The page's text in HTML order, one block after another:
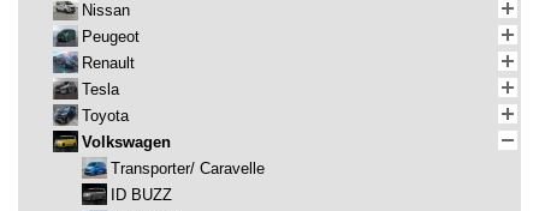
Nissan
Peugeot
Renault
Tesla
Toyota
Volkswagen
Transporter/ Caravelle
ID BUZZ